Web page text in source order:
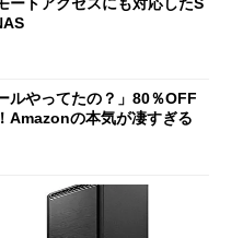
ルやってたの？」80％OFF
Amazonの本気が凄すぎる